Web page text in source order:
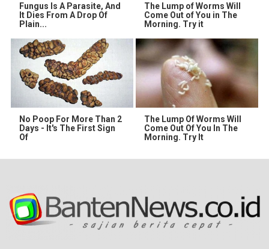
Fungus Is A Parasite, And
It Dies From A Drop Of
Plain...
The Lump of Worms Will
Come Out of You in The
Morning. Try it
No Poop For More Than 2
Days - It's The First Sign
Of
The Lump Of Worms Will
Come Out Of You In The
Morning. Try It